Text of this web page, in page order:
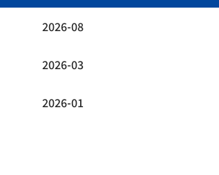
2026-08
2026-03
2026-01